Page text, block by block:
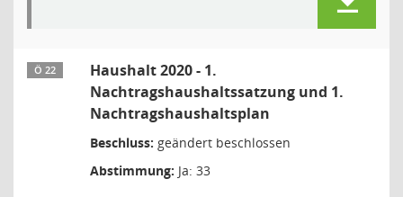
Ö 22
Haushalt 2020 - 1.
Nachtragshaushaltssatzung und 1.
Nachtragshaushaltsplan
Beschluss: geändert beschlossen
Abstimmung: Ja: 33